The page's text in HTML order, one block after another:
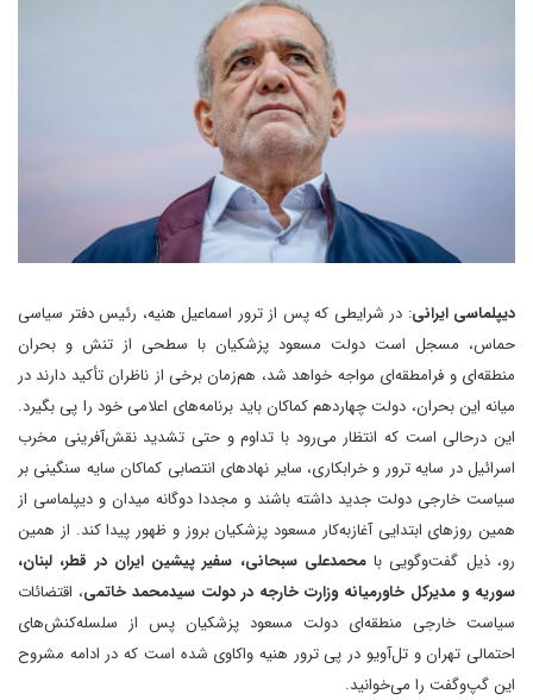
دیپلماسی ایرانی: در شرایطی که پس از ترور اسماعیل هنیه، رئیس دفتر سیاسی
حماس، مسجل است دولت مسعود پزشکیان با سطحی از تنش و بحران
منطقه‌ای و فرامطقه‌ای مواجه خواهد شد،‌ هم‌زمان برخی از ناظران ‌تأکید دارند در
میانه این بحران، دولت چهاردهم کماکان باید برنامه‌های اعلامی خود را پی بگیرد.
این درحالی است که انتظار می‌رود با تداوم و حتی تشدید نقش‌آفرینی مخرب
اسرائیل در سایه ترور و خرابکاری، سایر نهادهای انتصابی کماکان سایه سنگینی بر
سیاست خارجی دولت جدید داشته باشند و مجددا دوگانه میدان و دیپلماسی از
همین روزهای ابتدایی آغاز‌به‌کار مسعود پزشکیان بروز و ظهور پیدا کند. از همین
رو، ذیل گفت‌وگویی بامحمدعلی سبحانی، سفیر پیشین ایران در قطر، لبنان،
سوریه و مدیرکل خاورمیانه‌ وزارت خارجه در دولت سیدمحمد خاتمی، اقتضائات
سیاست خارجی منطقه‌ای دولت مسعود پزشکیان پس از سلسله‌کنش‌های
احتمالی تهران و تل‌آویو در پی ترور هنیه واکاوی شده است که در ادامه مشروح
این گپ‌و‌گفت را می‌خوانید.